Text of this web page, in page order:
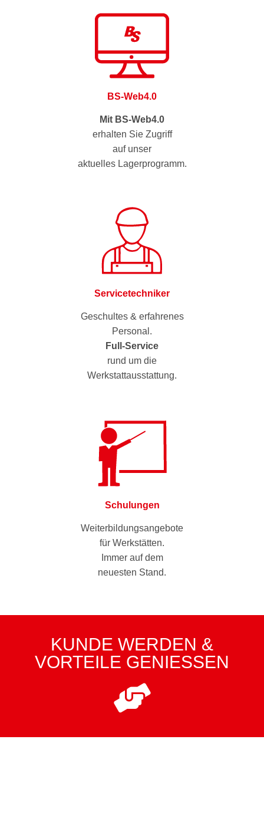
BS-Web4.0
Mit BS-Web4.0
erhalten Sie Zugriff
auf unser
aktuelles Lagerprogramm.
Servicetechniker
Geschultes & erfahrenes
Personal.
Full-Service
rund um die
Werkstattausstattung.
Schulungen
Weiterbildungsangebote
für Werkstätten.
Immer auf dem
neuesten Stand.
KUNDE WERDEN &
VORTEILE GENIESSEN